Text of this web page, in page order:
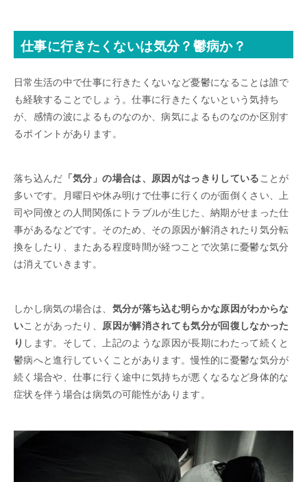
仕事に行きたくないは気分？鬱病か？
日常生活の中で仕事に行きたくないなど憂鬱になることは誰で
も経験することでしょう。仕事に行きたくないという気持ち
が、感情の波によるものなのか、病気によるものなのか区別す
るポイントがあります。
落ち込んだ 「気分」の場合は、原因がはっきりしていることが
多いです。月曜日や休み明けで仕事に行くのが面倒くさい、上
司や同僚との人間関係にトラブルが生じた、納期がせまった仕
事があるなどです。そのため、その原因が解消されたり気分転
換をしたり、またある程度時間が経つことで次第に憂鬱な気分
は消えていきます。
しかし病気の場合は、 気分が落ち込む明らかな原因がわからな
いことがあったり、 原因が解消されても気分が回復しなかった
り します。そして、上記のような原因が長期にわたって続くと
鬱病へと進行していくことがあります。慢性的に憂鬱な気分が
続く場合や、仕事に行く途中に気持ちが悪くなるなど身体的な
症状を伴う場合は病気の可能性があります。